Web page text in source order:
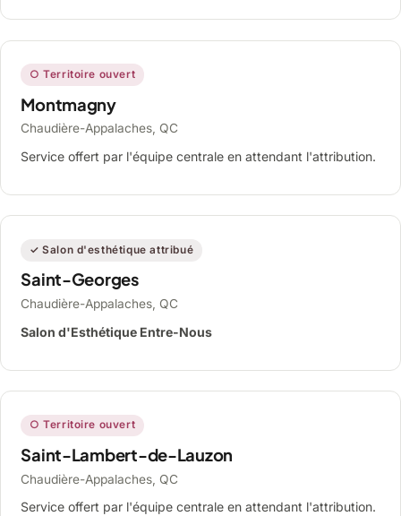
○ Territoire ouvert
Montmagny
Chaudière-Appalaches, QC
Service offert par l'équipe centrale en attendant l'attribution.
✓ Salon d'esthétique attribué
Saint-Georges
Chaudière-Appalaches, QC
Salon d'Esthétique Entre-Nous
○ Territoire ouvert
Saint-Lambert-de-Lauzon
Chaudière-Appalaches, QC
Service offert par l'équipe centrale en attendant l'attribution.